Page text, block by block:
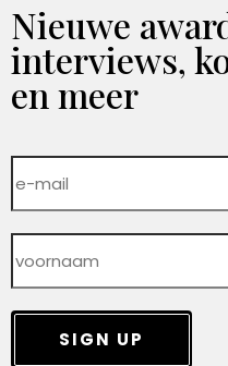
Nieuwe
interviews,
en meer
SIGN UP